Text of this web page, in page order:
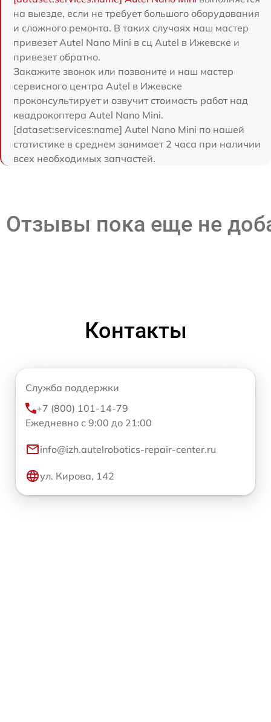
на выезде, если не требует большого оборудования
и сложного ремонта. В таких случаях наш мастер
привезет Autel Nano Mini в сц Autel в Ижевске и
привезет обратно.
Закажите звонок или позвоните и наш мастер
сервисного центра Autel в Ижевске
проконсультирует и озвучит стоимость работ над
квадрокоптера Autel Nano Mini.
[dataset:services:name] Autel Nano Mini по нашей
статистике в среднем занимает 2 часа при наличии
всех необходимых запчастей.
Отзывы пока еще не
Контакты
Служба поддержки
+7 (800) 101-14-79
Ежедневно с 9:00 до 21:00
info@izh.autelrobotics-repair-center.ru
ул. Кирова, 142